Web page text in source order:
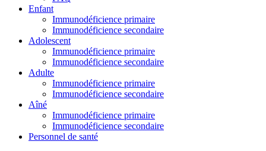
Enfant
Immunodéficience primaire
Immunodéficience secondaire
Adolescent
Immunodéficience primaire
Immunodéficience secondaire
Adulte
Immunodéficience primaire
Immunodéficience secondaire
Aîné
Immunodéficience primaire
Immunodéficience secondaire
Personnel de santé